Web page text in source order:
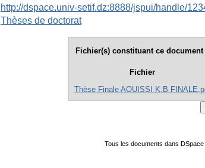
http://dspace.univ-setif.dz:8888/jspui/handle/
Thèses de doctorat
Fichier(s) constituant ce document
Fichier
Thèse Finale AOUISSI K.B
Tous les documents dans